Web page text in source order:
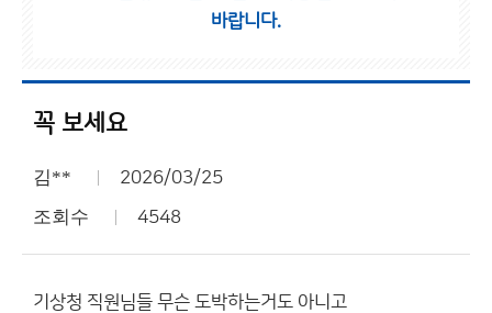
바랍니다.
꼭 보세요
김** 2026/03/25
조회수 4548
기상청 직원님들 무슨 도박하는거도 아니고